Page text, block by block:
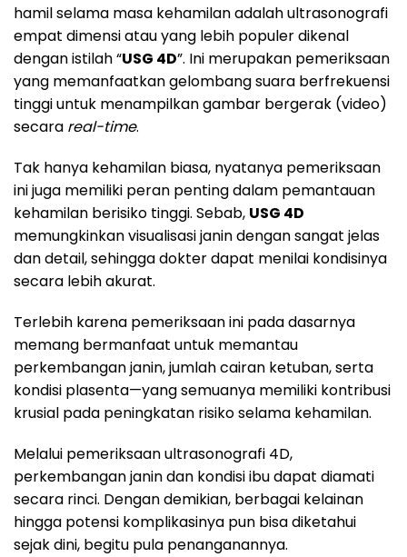
hamil selama masa kehamilan adalah ultrasonografi
empat dimensi atau yang lebih populer dikenal
dengan istilah “USG 4D”. Ini merupakan pemeriksaan
yang memanfaatkan gelombang suara berfrekuensi
tinggi untuk menampilkan gambar bergerak (video)
secara real-time.
Tak hanya kehamilan biasa, nyatanya pemeriksaan
ini juga memiliki peran penting dalam pemantauan
kehamilan berisiko tinggi. Sebab, USG 4D
memungkinkan visualisasi janin dengan sangat jelas
dan detail, sehingga dokter dapat menilai kondisinya
secara lebih akurat.
Terlebih karena pemeriksaan ini pada dasarnya
memang bermanfaat untuk memantau
perkembangan janin, jumlah cairan ketuban, serta
kondisi plasenta—yang semuanya memiliki kontribusi
krusial pada peningkatan risiko selama kehamilan.
Melalui pemeriksaan ultrasonografi 4D,
perkembangan janin dan kondisi ibu dapat diamati
secara rinci. Dengan demikian, berbagai kelainan
hingga potensi komplikasinya pun bisa diketahui
sejak dini, begitu pula penanganannya.